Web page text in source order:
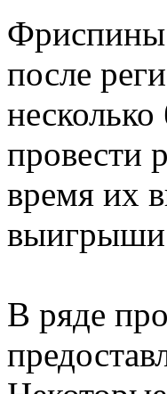
Фриспины
после
провести
время их
выигрыши
В ряде